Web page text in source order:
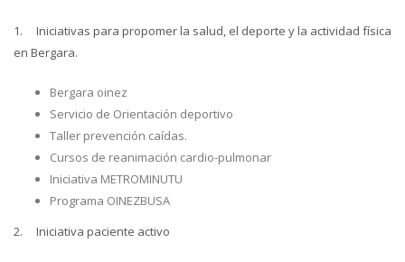
1. Iniciativas para propomer la salud, el deporte y la actividad física
en Bergara.
Bergara oinez
Servicio de Orientación deportivo
Taller prevención caídas.
Cursos de reanimación cardio-pulmonar
Iniciativa METROMINUTU
Programa OINEZBUSA
2. Iniciativa paciente activo